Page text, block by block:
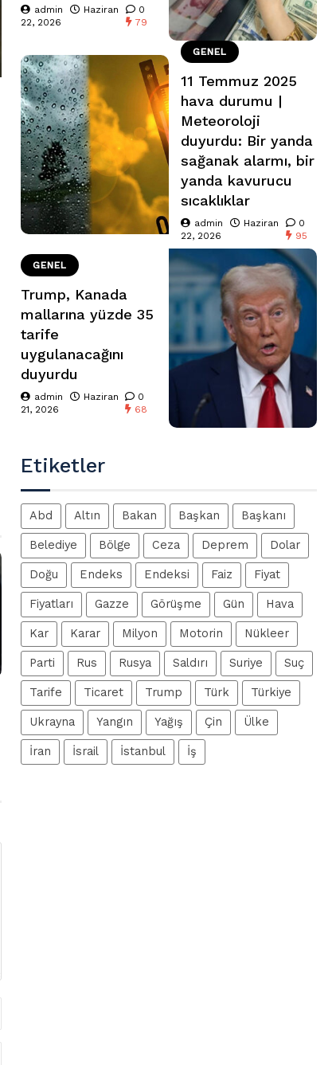
admin
Haziran
22, 2026
0
79
GENEL
11 Temmuz 2025
hava durumu |
Meteoroloji
duyurdu: Bir yanda
sağanak alarmı, bir
yanda kavurucu
sıcaklıklar
admin
Haziran
22, 2026
0
95
GENEL
Trump, Kanada
mallarına yüzde 35
tarife
uygulanacağını
duyurdu
admin
Haziran
21, 2026
0
68
Etiketler
Abd Altın Bakan Başkan Başkanı
Belediye Bölge Ceza Deprem Dolar
Doğu Endeks Endeksi Faiz Fiyat
Fiyatları Gazze Görüşme Gün Hava
Kar Karar Milyon Motorin Nükleer
Parti Rus Rusya Saldırı Suriye Suç
Tarife Ticaret Trump Türk Türkiye
Ukrayna Yangın Yağış Çin Ülke
İran İsrail İstanbul İş